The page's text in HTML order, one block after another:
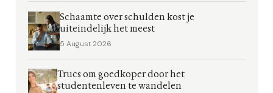
Schaamte over schulden kost je
uiteindelijk het meest
5 August 2026
Trucs om goedkoper door het
studentenleven te wandelen